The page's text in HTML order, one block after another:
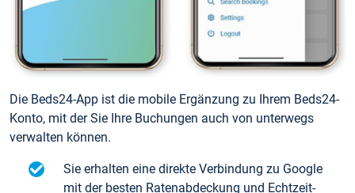
Die Beds24-App ist die mobile Ergänzung zu Ihrem Beds24-
Konto, mit der Sie Ihre Buchungen auch von unterwegs
verwalten können.
Sie erhalten eine direkte Verbindung zu Google
mit der besten Ratenabdeckung und Echtzeit-